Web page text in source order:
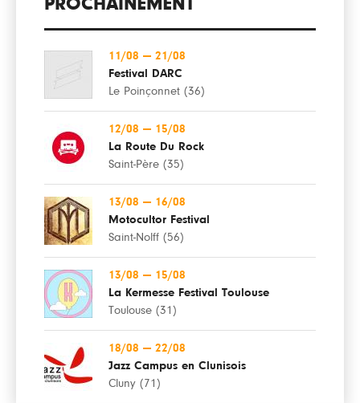
PROCHAINEMENT
11/08 — 21/08
Festival DARC
Le Poinçonnet (36)
12/08 — 15/08
La Route Du Rock
Saint-Père (35)
13/08 — 16/08
Motocultor Festival
Saint-Nolff (56)
13/08 — 15/08
La Kermesse Festival Toulouse
Toulouse (31)
18/08 — 22/08
Jazz Campus en Clunisois
Cluny (71)